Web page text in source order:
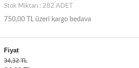
Stok Miktarı : 282 ADET
750,00 TL üzeri kargo bedava
Fiyat
34,32 TL